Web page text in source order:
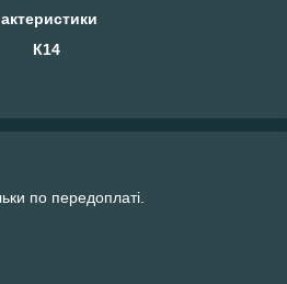
К14
по передоплаті.